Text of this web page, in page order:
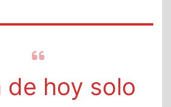
de hoy solo